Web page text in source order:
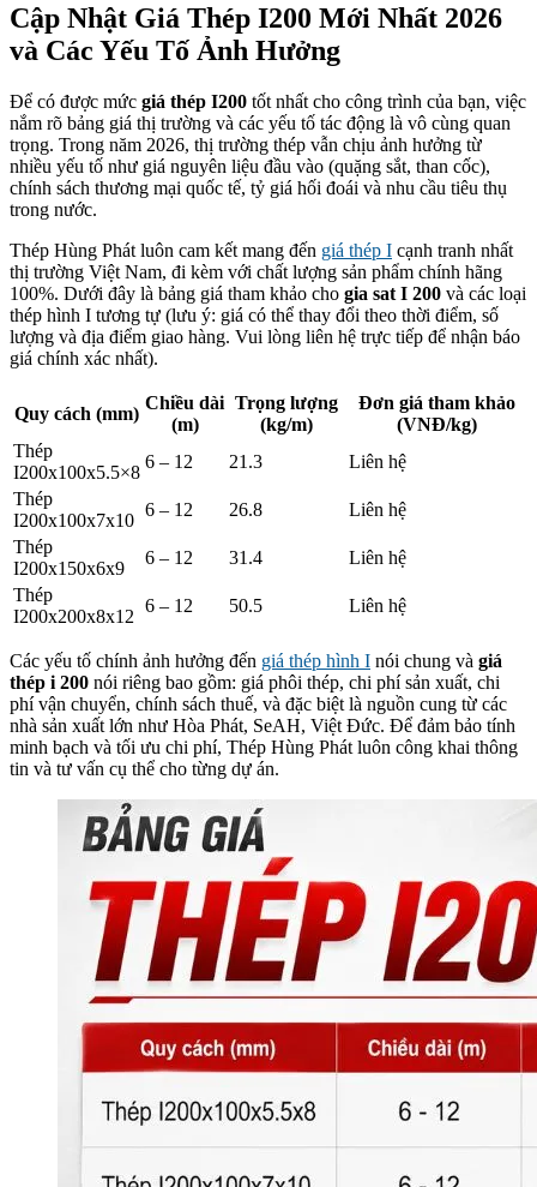
Cập Nhật Giá Thép I200 Mới Nhất 2026
và Các Yếu Tố Ảnh Hưởng
Để có được mức giá thép I200 tốt nhất cho công trình của bạn, việc
nắm rõ bảng giá thị trường và các yếu tố tác động là vô cùng quan
trọng. Trong năm 2026, thị trường thép vẫn chịu ảnh hưởng từ
nhiều yếu tố như giá nguyên liệu đầu vào (quặng sắt, than cốc),
chính sách thương mại quốc tế, tỷ giá hối đoái và nhu cầu tiêu thụ
trong nước.
Thép Hùng Phát luôn cam kết mang đến giá thép I cạnh tranh nhất
thị trường Việt Nam, đi kèm với chất lượng sản phẩm chính hãng
100%. Dưới đây là bảng giá tham khảo cho gia sat I 200 và các loại
thép hình I tương tự (lưu ý: giá có thể thay đổi theo thời điểm, số
lượng và địa điểm giao hàng. Vui lòng liên hệ trực tiếp để nhận báo
giá chính xác nhất).
Quy cách (mm)
Chiều dài
(m)
Trọng lượng
(kg/m)
Đơn giá tham khảo
(VNĐ/kg)
Thép
I200x100x5.5×8
6 – 12 21.3
Liên hệ
Thép
I200x100x7x10
6 – 12 26.8
Liên hệ
Thép
I200x150x6x9
6 – 12 31.4
Liên hệ
Thép
I200x200x8x12
6 – 12 50.5 Liên hệ
Các yếu tố chính ảnh hưởng đến giá thép hình I nói chung và giá
thép i 200 nói riêng bao gồm: giá phôi thép, chi phí sản xuất, chi
phí vận chuyển, chính sách thuế, và đặc biệt là nguồn cung từ các
nhà sản xuất lớn như Hòa Phát, SeAH, Việt Đức. Để đảm bảo tính
minh bạch và tối ưu chi phí, Thép Hùng Phát luôn công khai thông
tin và tư vấn cụ thể cho từng dự án.